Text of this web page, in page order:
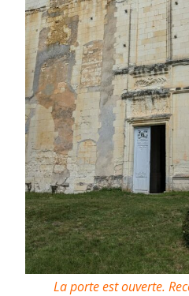
La porte est ouverte.